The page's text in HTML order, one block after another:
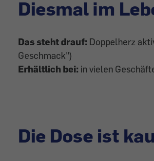
Diesmal im
Das steht drauf: Doppelherz
Geschmack")
Erhältlich bei: in vielen
Die Dose ist